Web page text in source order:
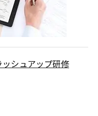
シュアップ研修